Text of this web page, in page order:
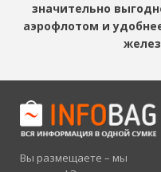
значительно
аэрофлотом и
Вы размещаете – мы